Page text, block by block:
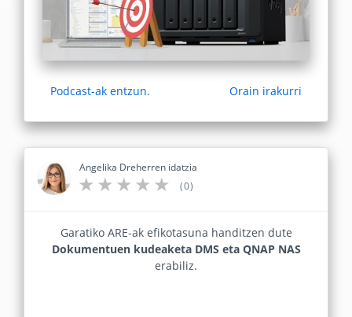
Podcast-ak entzun. Orain irakurri
Angelika Dreherren idatzia
(0)
Garatiko ARE-ak efikotasuna handitzen dute
Dokumentuen kudeaketa DMS eta QNAP NAS
erabiliz.